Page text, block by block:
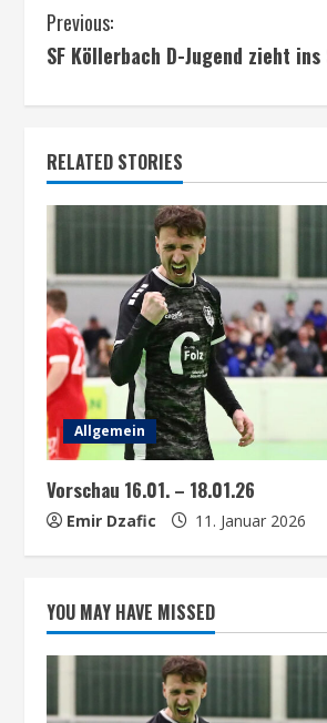
C
o
n
t
i
n
u
e
R
e
a
d
n
Previous:
SF Köllerbach D-Jugend zieht
RELATED STORIES
Allgemein
Vorschau 16.01. – 18.01.26
Emir Dzafic 11. Januar 2026
YOU MAY HAVE MISSED